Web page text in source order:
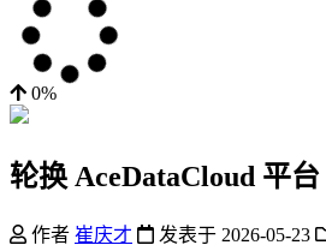
0%
轮换 AceDataCloud 平
作者 崔庆才 发表于 2026-05-23